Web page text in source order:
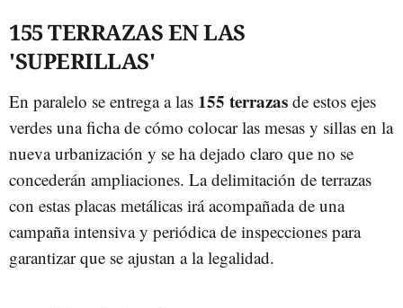
155 TERRAZAS EN LAS
'SUPERILLAS'
En paralelo se entrega a las 155 terrazas de estos ejes
verdes una ficha de cómo colocar las mesas y sillas en la
nueva urbanización y se ha dejado claro que no se
concederán ampliaciones. La delimitación de terrazas
con estas placas metálicas irá acompañada de una
campaña intensiva y periódica de inspecciones para
garantizar que se ajustan a la legalidad.